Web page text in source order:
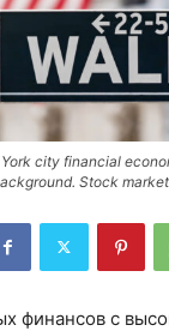
city financial
Stock
финансов с